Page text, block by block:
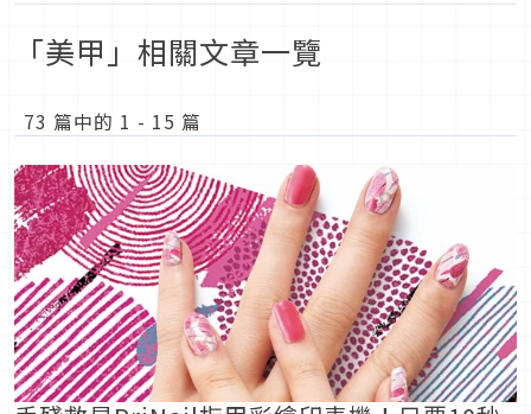
「美甲」相關文章一覽
73 篇中的 1 - 15 篇